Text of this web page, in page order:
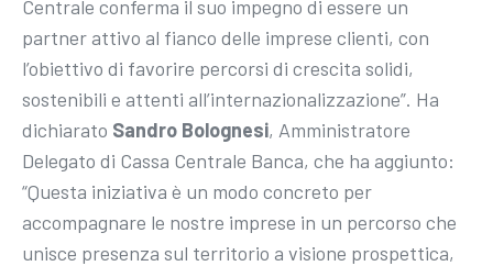
Centrale conferma il suo impegno di essere un
partner attivo al fianco delle imprese clienti, con
l’obiettivo di favorire percorsi di crescita solidi,
sostenibili e attenti all’internazionalizzazione”. Ha
dichiarato Sandro Bolognesi, Amministratore
Delegato di Cassa Centrale Banca, che ha aggiunto:
“Questa iniziativa è un modo concreto per
accompagnare le nostre imprese in un percorso che
unisce presenza sul territorio a visione prospettica,